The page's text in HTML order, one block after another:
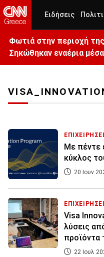
Ειδήσεις
Φωτιά στην περιοχή
Σηκώθηκαν εναέρια μέσα
Με πέντε
κύκλος
20 Ιουν
Visa
λύσεις
προϊόντα
22 Ιουλ